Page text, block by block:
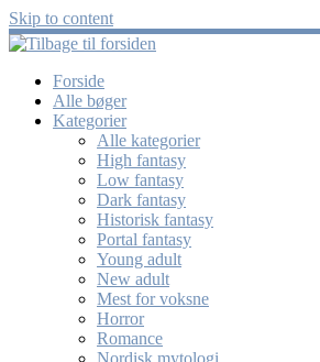
Skip to content
Forside
Alle bøger
Kategorier
Alle kategorier
High fantasy
Low fantasy
Dark fantasy
Historisk fantasy
Portal fantasy
Young adult
New adult
Mest for voksne
Horror
Romance
Nordisk mytologi